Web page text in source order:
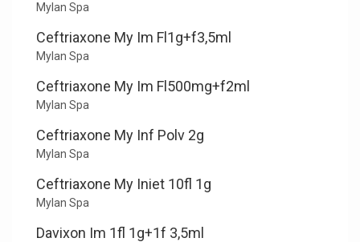
Mylan Spa
Ceftriaxone My Im Fl1g+f3,5ml
Mylan Spa
Ceftriaxone My Im Fl500mg+f2ml
Mylan Spa
Ceftriaxone My Inf Polv 2g
Mylan Spa
Ceftriaxone My Iniet 10fl 1g
Mylan Spa
Davixon Im 1fl 1g+1f 3,5ml